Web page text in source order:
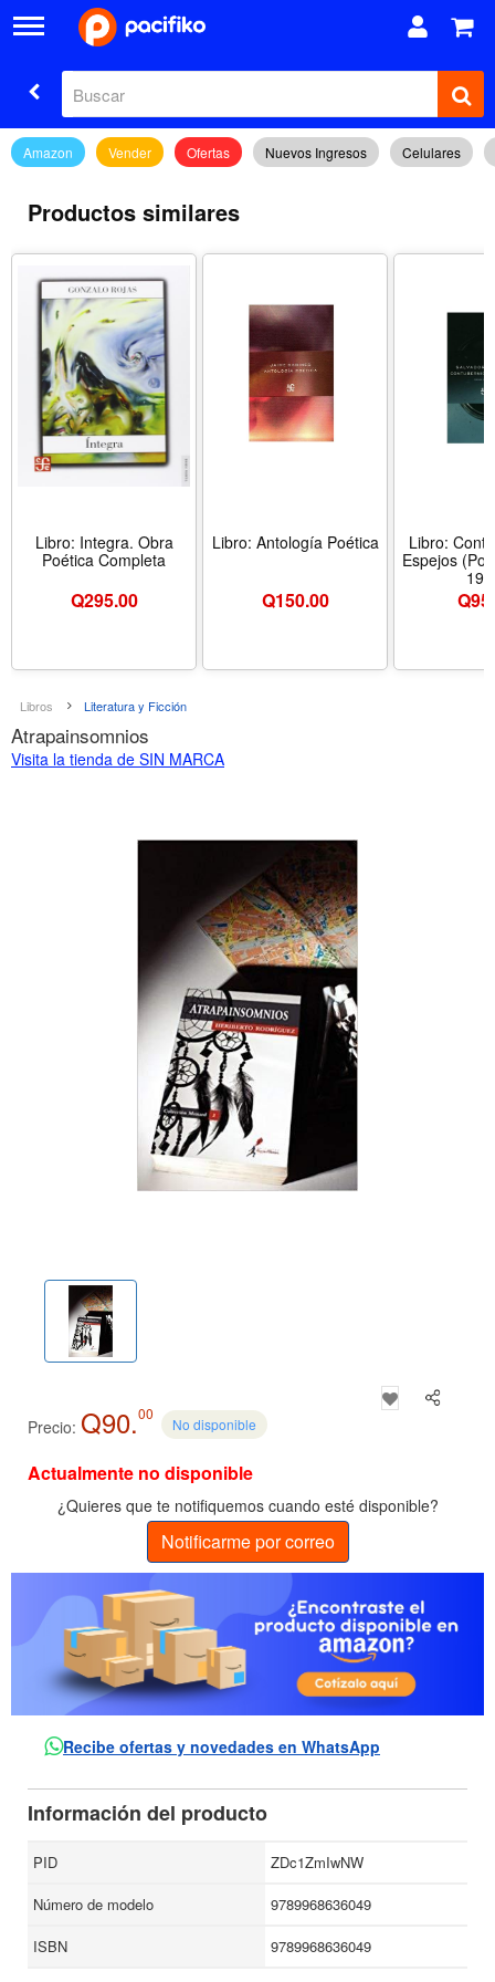
Amazon Vender Ofertas Nuevos Ingresos Celulares
Productos similares
Libro: Integra. Obra
Poética Completa
Q295.00
Libro: Antología Poética
Q150.00
Libro:
Espejos
Q
Libros Literatura y Ficción
Atrapainsomnios
Visita la tienda de SIN MARCA
Precio: Q90.00
No disponible
Actualmente no disponible
¿Quieres que te notifiquemos cuando esté disponible?
Notificarme por correo
Recibe ofertas y novedades en WhatsApp
Información del producto
PID
ZDc1ZmIwNW
Número de modelo
9789968636049
ISBN
9789968636049